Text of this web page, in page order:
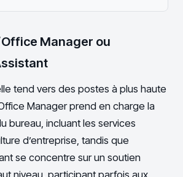
Manager ou
tend vers des postes à plus haute
Manager prend en charge la
bureau, incluant les services
d’entreprise, tandis que
se concentre sur un soutien
niveau, participant parfois aux